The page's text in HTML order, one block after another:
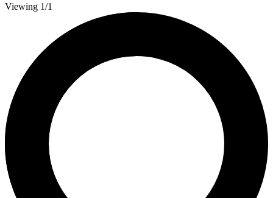
Viewing 1/1